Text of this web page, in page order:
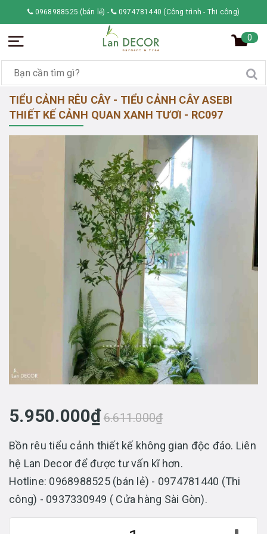
0968988525 (bán lẻ) - 0974781440 (Công trình - Thi công)
0
TIỂU CẢNH RÊU CÂY - TIỂU CẢNH CÂY ASEBI
THIẾT KẾ CẢNH QUAN XANH TƯƠI - RC097
5.950.000₫6.611.000₫
Bồn rêu tiểu cảnh thiết kế không gian độc đáo. Liên
hệ Lan Decor để được tư vấn kĩ hơn.
Hotline: 0968988525 (bán lẻ) - 0974781440 (Thi
công) - 0937330949 ( Cửa hàng Sài Gòn).